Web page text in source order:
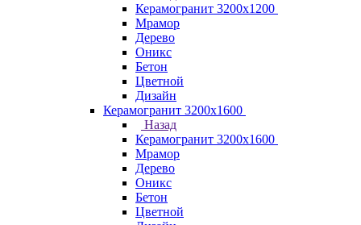
Керамогранит 3200х1200
Мрамор
Дерево
Оникс
Бетон
Цветной
Дизайн
Керамогранит 3200х1600
Назад
Керамогранит 3200х1600
Мрамор
Дерево
Оникс
Бетон
Цветной